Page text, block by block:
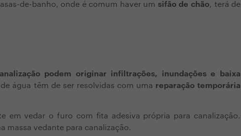
de-banho, onde é comum haver um sifão de chão, terá de
podem originar infiltrações, inundações e baixa
água têm de ser resolvidas com uma reparação temporária
em vedar o furo com fita adesiva própria para canalização.
massa vedante para canalização.